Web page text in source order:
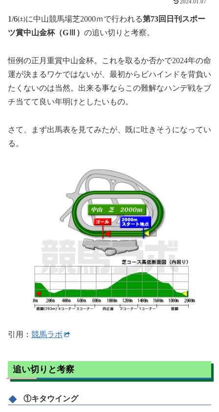
2024.01.07
1/6㈯に中山競馬場芝2000ｍで行われる第73回日刊スポー
ツ賞中山金杯（GⅢ） の追い切りと考察。
恒例の正月重賞中山金杯。これを取るか否かで2024年の命
運が決まるワケではないが、最初からビハインドを背負い
たくないのは当然。出来る事ならこの難解なハンデ戦をブ
チ当てて良い年明けとしたいもの。
さて、まず出馬表を見てみたが、既に吐きそうになってい
る。
引用： 競馬ラボ
追い切りと考察
①キタウイング